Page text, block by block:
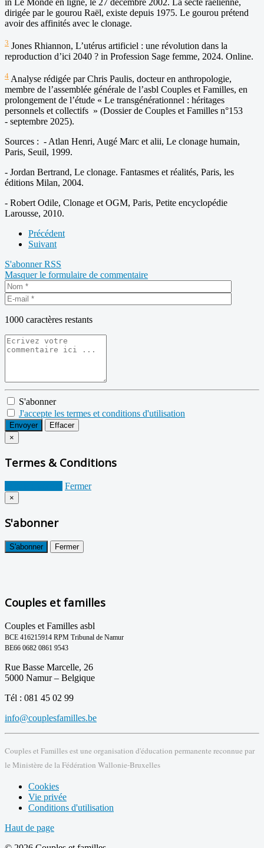
dirigée par le gourou Raël, existe depuis 1975. Le gourou prétend
avoir des affinités avec le clonage.
3 Jones Rhiannon, L’utérus artificiel : une révolution dans la
reproduction d’ici 2040 ? in Profession Sage femme, 2024. Online.
4 Analyse rédigée par Chris Paulis, docteur en anthropologie,
membre de l’assemblée générale de l’asbl Couples et Familles, en
prolongement de l’étude « Le transgénérationnel : héritages
personnels et collectifs » (Dossier de Couples et Familles n°153
- septembre 2025).
Sources : - Atlan Henri, Augé Marc et alii, Le clonage humain,
Paris, Seuil, 1999.
- Jordan Bertrand, Le clonage. Fantasmes et réalités, Paris, les
éditions Milan, 2004.
- Robert Odile, Clonage et OGM, Paris, Petite encyclopédie
Larousse, 2010.
Précédent
Suivant
S'abonnerRSS
Masquer le formulaire de commentaire
1000 caractères restants
S'abonner
J'accepte les termes et conditions d'utilisation
Envoyer
Effacer
×
Termes & Conditions
Fermer
×
S'abonner
S'abonner Fermer
Couples et familles
Couples et Familles asbl
BCE 416215914 RPM Tribunal de Namur
BE66 0682 0861 9543
Rue Basse Marcelle, 26
5000 Namur – Belgique
Tél : 081 45 02 99
info@couplesfamilles.be
Couples et Familles est une organisation d'éducation permanente reconnue par
le Ministère de la Fédération Wallonie-Bruxelles
Cookies
Vie privée
Conditions d'utilisation
Haut de page